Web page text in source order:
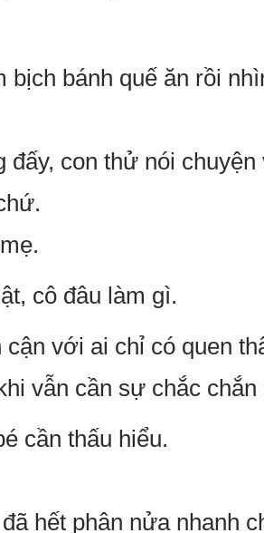
bịch bánh quế ăn rồi
đấy, con thử nói
cô đâu làm gì.
với ai chỉ có quen
vẫn cần sự chắc
cần thấu hiểu.
hết phân nửa nhanh